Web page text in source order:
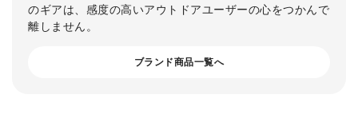
のギアは、感度の高いアウトドアユーザーの心をつかんで
離しません。
ブランド商品一覧へ